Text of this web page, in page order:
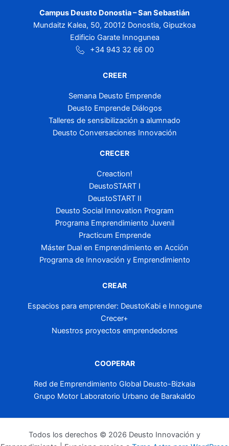
Campus Deusto Donostia – San Sebastián
Mundaitz Kalea, 50, 20012 Donostia, Gipuzkoa
Edificio Garate Innogunea
+34 943 32 66 00
CREER
Semana Deusto Emprende
Deusto Emprende Diálogos
Talleres de sensibilización a alumnado
Deusto Conversaciones Innovación
CRECER
Creaction!
DeustoSTART I
DeustoSTART II
Deusto Social Innovation Program
Programa Emprendimiento Juvenil
Practicum Emprende
Máster Dual en Emprendimiento en Acción
Programa de Innovación y Emprendimiento
CREAR
Espacios para emprender: DeustoKabi e Innogune
Crecer+
Nuestros proyectos emprendedores
COOPERAR
Red de Emprendimiento Global Deusto-Bizkaia
Grupo Motor Laboratorio Urbano de Barakaldo
Todos los derechos © 2026 Deusto Innovación y